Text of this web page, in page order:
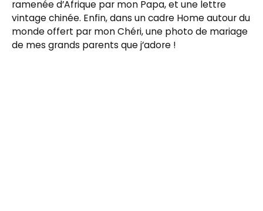
ramenée d’Afrique par mon Papa, et une lettre
vintage chinée. Enfin, dans un cadre Home autour du
monde offert par mon Chéri, une photo de mariage
de mes grands parents que j’adore !